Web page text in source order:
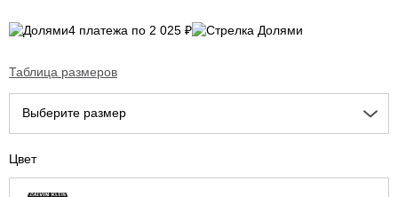
4 платежа по 2 025 ₽
Таблица размеров
Выберите размер
Цвет